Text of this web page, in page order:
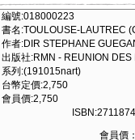
編號:018000223
書名:TOULOUSE-LAUTREC
作者:DIR STEPHANE
出版社:RMN - REUNION
系列:(191015nart)
台幣定價:2,750
會員價:2,750
會員價